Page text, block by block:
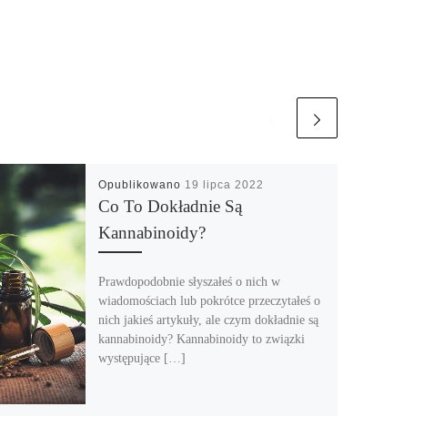
Opublikowano 19 lipca 2022
Co To Dokładnie Są
Kannabinoidy?
Prawdopodobnie słyszałeś o nich w
wiadomościach lub pokrótce przeczytałeś o
nich jakieś artykuły, ale czym dokładnie są
kannabinoidy? Kannabinoidy to związki
występujące […]